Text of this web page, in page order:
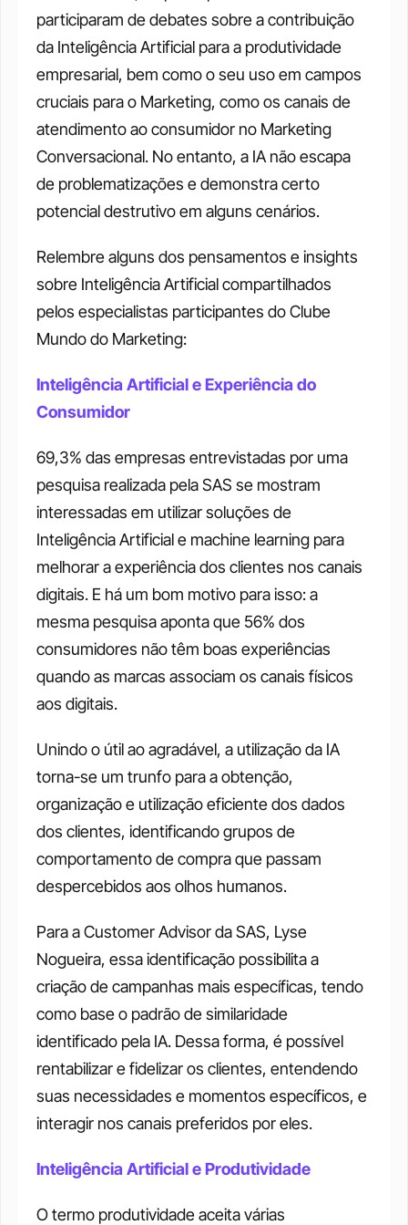
participaram de debates sobre a contribuição
da Inteligência Artificial para a produtividade
empresarial, bem como o seu uso em campos
cruciais para o Marketing, como os canais de
atendimento ao consumidor no Marketing
Conversacional. No entanto, a IA não escapa
de problematizações e demonstra certo
potencial destrutivo em alguns cenários.
Relembre alguns dos pensamentos e insights
sobre Inteligência Artificial compartilhados
pelos especialistas participantes do Clube
Mundo do Marketing:
Inteligência Artificial e Experiência do
Consumidor
69,3% das empresas entrevistadas por uma
pesquisa realizada pela SAS se mostram
interessadas em utilizar soluções de
Inteligência Artificial e machine learning para
melhorar a experiência dos clientes nos canais
digitais. E há um bom motivo para isso: a
mesma pesquisa aponta que 56% dos
consumidores não têm boas experiências
quando as marcas associam os canais físicos
aos digitais.
Unindo o útil ao agradável, a utilização da IA
torna-se um trunfo para a obtenção,
organização e utilização eficiente dos dados
dos clientes, identificando grupos de
comportamento de compra que passam
despercebidos aos olhos humanos.
Para a Customer Advisor da SAS, Lyse
Nogueira, essa identificação possibilita a
criação de campanhas mais específicas, tendo
como base o padrão de similaridade
identificado pela IA. Dessa forma, é possível
rentabilizar e fidelizar os clientes, entendendo
suas necessidades e momentos específicos, e
interagir nos canais preferidos por eles.
Inteligência Artificial e Produtividade
O termo produtividade aceita várias